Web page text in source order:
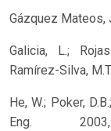
Gázquez Mateos,
Galicia, L.;
Ramírez-Silva,
He, W.; Poker,
Eng.